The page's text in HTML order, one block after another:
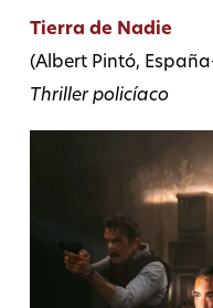
Tierra de Nadie
(Albert Pintó,
Thriller policíaco